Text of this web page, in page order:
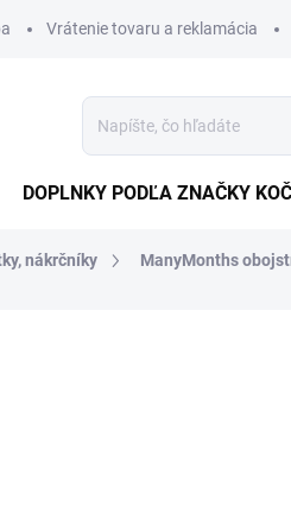
Vrátenie tovaru a reklamácia
DOPLNKY PODĽA ZNAČKY
nákrčníky ManyMonths